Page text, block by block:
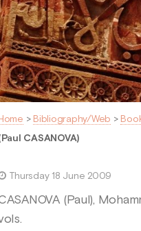
Home > Bibliography/Web >
CASANOVA)
Thursday 18 June 2009
(Paul),